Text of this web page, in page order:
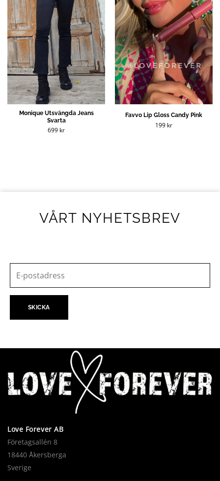
Monique Utsvängda Jeans
Svarta
699 kr
Favvo Lip Gloss Candy Pink
199 kr
VÅRT NYHETSBREV
Love Forever AB
Företagsallén 8
18440 Åkersberga
Sverige